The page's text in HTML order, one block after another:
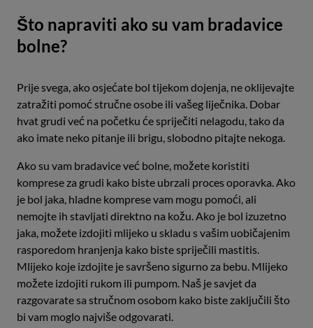
Što napraviti ako su vam bradavice
bolne?
Prije svega, ako osjećate bol tijekom dojenja, ne oklijevajte
zatražiti pomoć stručne osobe ili vašeg liječnika. Dobar
hvat grudi već na početku će spriječiti nelagodu, tako da
ako imate neko pitanje ili brigu, slobodno pitajte nekoga.
Ako su vam bradavice već bolne, možete koristiti
komprese za grudi kako biste ubrzali proces oporavka. Ako
je bol jaka, hladne komprese vam mogu pomoći, ali
nemojte ih stavljati direktno na kožu. Ako je bol izuzetno
jaka, možete izdojiti mlijeko u skladu s vašim uobičajenim
rasporedom hranjenja kako biste spriječili mastitis.
Mlijeko koje izdojite je savršeno sigurno za bebu. Mlijeko
možete izdojiti rukom ili pumpom. Naš je savjet da
razgovarate sa stručnom osobom kako biste zaključili što
bi vam moglo najviše odgovarati.